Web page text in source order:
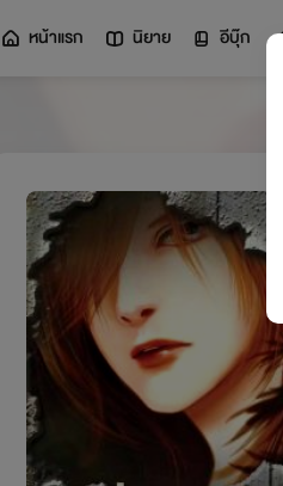
หน้าแรก นิยาย อีบุ๊ก